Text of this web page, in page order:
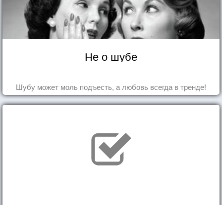
Не о шубе
Шубу может моль подъесть, а любовь всегда в тренде!